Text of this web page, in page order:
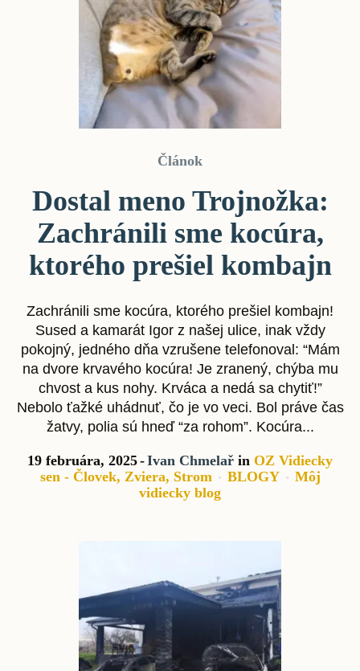
Článok
Dostal meno Trojnožka:
Zachránili sme kocúra,
ktorého prešiel kombajn
Zachránili sme kocúra, ktorého prešiel kombajn!
Sused a kamarát Igor z našej ulice, inak vždy
pokojný, jedného dňa vzrušene telefonoval: “Mám
na dvore krvavého kocúra! Je zranený, chýba mu
chvost a kus nohy. Krváca a nedá sa chytiť!”
Nebolo ťažké uhádnuť, čo je vo veci. Bol práve čas
žatvy, polia sú hneď “za rohom”. Kocúra...
19 februára, 2025 Ivan Chmelař in OZ Vidiecky
sen - Človek, Zviera, Strom
BLOGY
Môj
vidiecky blog